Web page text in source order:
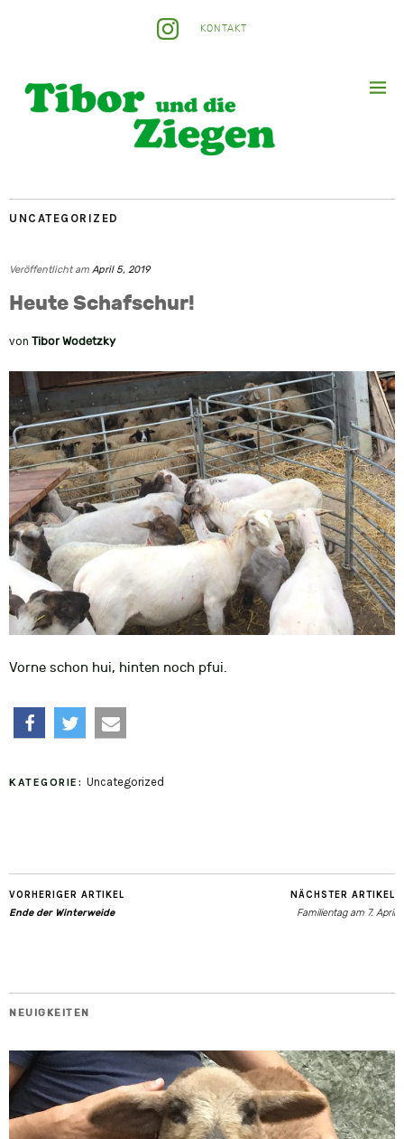
KONTAKT
UNCATEGORIZED
Veröffentlicht am April 5, 2019
Heute Schafschur!
von Tibor Wodetzky
Vorne schon hui, hinten noch pfui.
mail
KATEGORIE: Uncategorized
VORHERIGER ARTIKEL
Ende der Winterweide
NÄCHSTER ARTIKEL
Familientag am 7. April
NEUIGKEITEN